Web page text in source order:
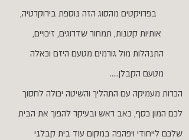
בפרויקטים מהסוג הזה נוספת בירוקרטיה,
אותיות קטנות, תמחור שדרוגים, זיכויים,
התנהלות מול גורמים מטעם היזם וכאלה
מטעם הקבלן.....
הכרות מעמיקה עם התהליך והשיטה יכולה לחסוך
לכם המון כסף, כאב ראש ובעיקר להפוך את הבית
שלכם לייחודי ויפהפה במקום עוד בית קבלני